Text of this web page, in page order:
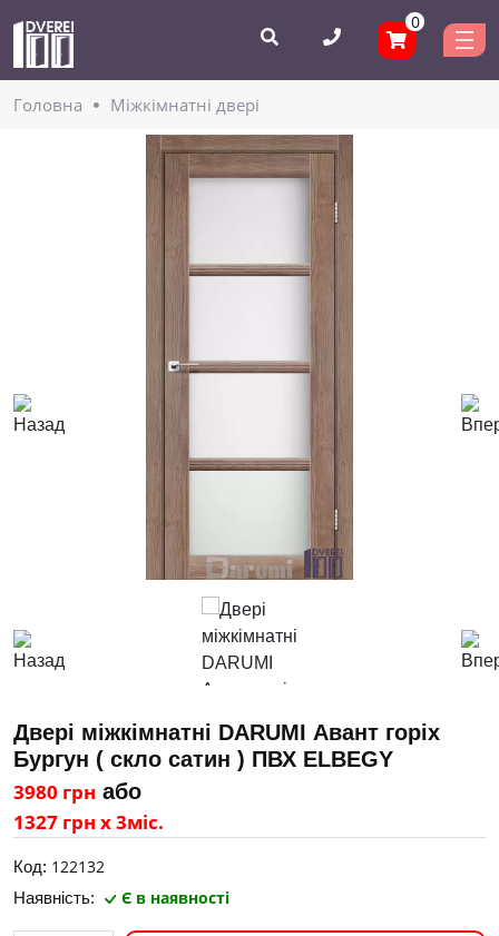
0
Головнa Міжкімнатні двері
Двері міжкімнатні DARUMI Авант горіх
Бургун ( скло сатин ) ПВХ ELBEGY
3980 грн або
1327 грн х 3міс.
Код: 122132
Наявність: Є в наявності